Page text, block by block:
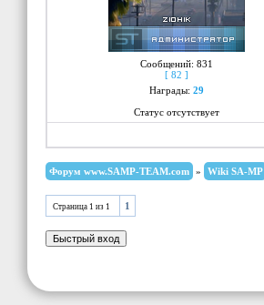
Сообщений: 831
[ 82 ]
Награды: 29
Статус отсутствует
Форум www.SAMP-TEAM.com » Wiki SA-MP
Страница 1 из 1 1